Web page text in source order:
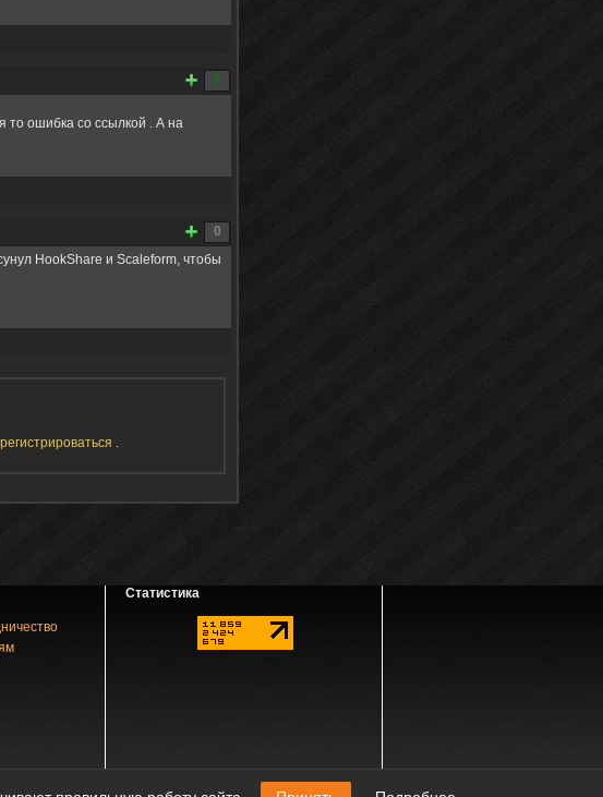
1
то ошибка со ссылкой . А на
0
HookShare и Scaleform, чтобы
.
Статистика
материала при наличии активной ссылки на источник.